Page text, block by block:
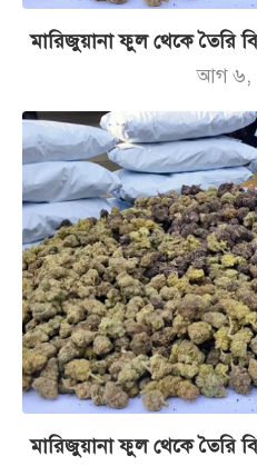
মারিজুয়ানা ফুল থেকে তৈরি
আগ ৬,
মারিজুয়ানা ফুল থেকে তৈরি